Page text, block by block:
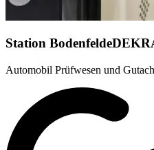
Station Bodenfelde
Automobil Prüfwesen und